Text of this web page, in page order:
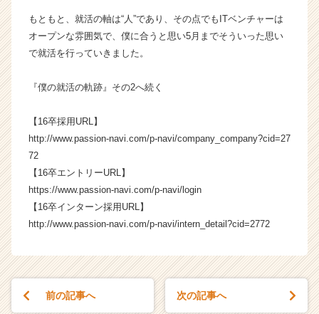
もともと、就活の軸は“人”であり、その点でもITベンチャーは
オープンな雰囲気で、僕に合うと思い5月までそういった思い
で就活を行っていきました。
『僕の就活の軌跡』その2へ続く
【16卒採用URL】
http://www.passion-navi.com/p-navi/company_company?cid=27
72
【16卒エントリーURL】
https://www.passion-navi.com/p-navi/login
【16卒インターン採用URL】
http://www.passion-navi.com/p-navi/intern_detail?cid=2772
前の記事へ 次の記事へ